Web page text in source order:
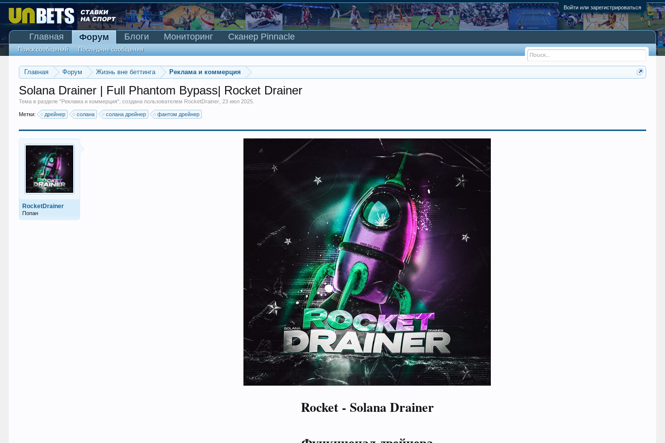
Войти или зарегистрироваться
Главная Форум Жизнь вне беттинга Реклама и коммерция
Solana Drainer | Full Phantom Bypass| Rocket Drainer
Тема в разделе "Реклама и коммерция", создана пользователем RocketDrainer ,23 июл 2025
Метки: дрейнер солана солана дрейнер фантом дрейнер
RocketDrainer
Попан
Rocket - Solana Drainer
Главная Форум
Поиск сообщений Последние сообщения
Блоги Мониторинг Сканер Pinnacle